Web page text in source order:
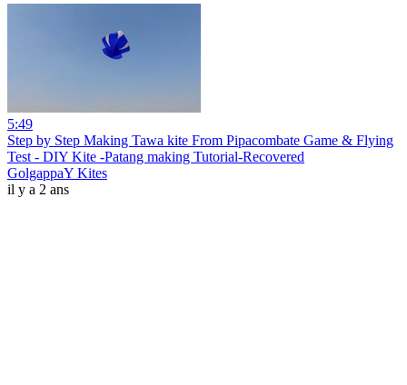
5:49
Step by Step Making Tawa kite From Pipacombate Game & Flying
Test - DIY Kite -Patang making Tutorial-Recovered
GolgappaY Kites
il y a 2 ans